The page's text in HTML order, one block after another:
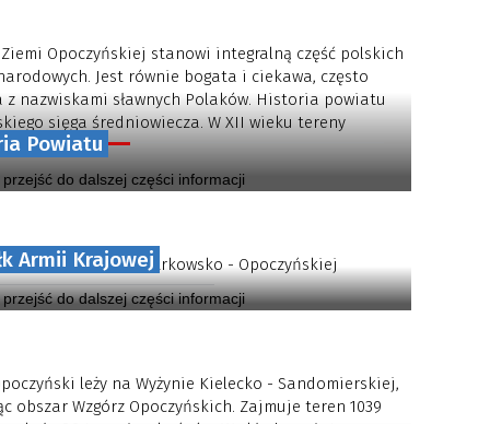
Powiatu
Opoczyńskiej stanowi integralną część polskich
Jest równie bogata i ciekawa, często
z nazwiskami sławnych Polaków. Historia powiatu
sięga średniowiecza. W XII wieku tereny
powiatu...
do dalszej części informacji
Armii Krajowej
AK Ziemi Piotrkowsko - Opoczyńskiej
do dalszej części informacji
leży na Wyżynie Kielecko - Sandomierskiej,
obszar Wzgórz Opoczyńskich. Zajmuje teren 1039